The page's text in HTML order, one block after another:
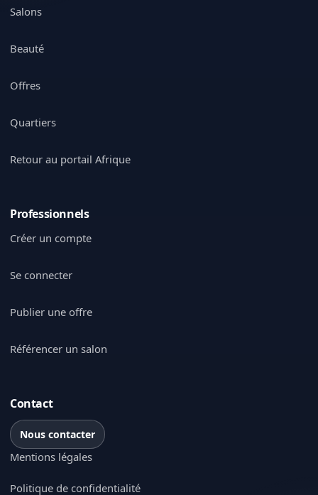
Salons
Beauté
Offres
Quartiers
Retour au portail Afrique
Professionnels
Créer un compte
Se connecter
Publier une offre
Référencer un salon
Contact
Nous contacter
Mentions légales
Politique de confidentialité